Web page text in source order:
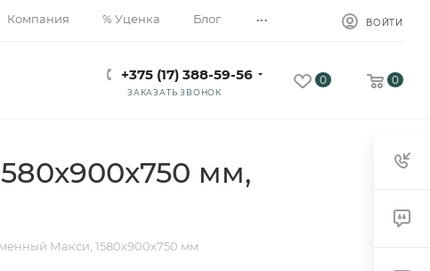
Компания % Уценка Блог ... ВОЙТИ
+375 (17) 388-59-56
ЗАКАЗАТЬ ЗВОНОК
0 0
мм,
Макси, 1580х900х750 мм